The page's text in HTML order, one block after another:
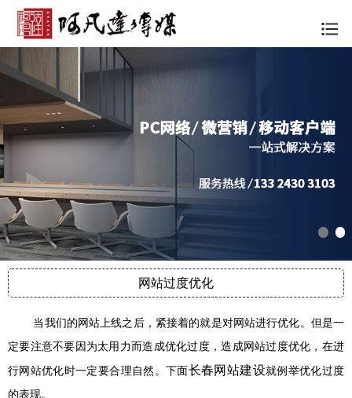
网站过度优化
当我们的网站上线之后，紧接着的就是对网站进行优化。但是一
定要注意不要因为太用力而造成优化过度，造成网站过度优化，在进
行网站优化时一定要合理自然。下面长春网站建设就例举优化过度
的表现。